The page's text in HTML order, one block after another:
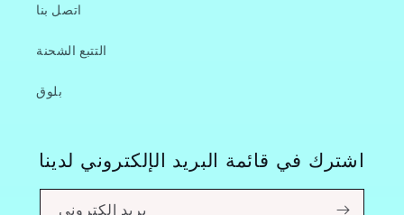
اتصل بنا
التتبع الشحنة
بلوق
اشترك في قائمة البريد الإلكتروني لدينا
بريد إلكتروني